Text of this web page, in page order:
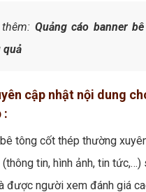
Quảng cáo banner
quả
cập nhật nội dung
:
tông cốt thép thường
tin, hình ảnh, tin tức,…)
được người xem đánh giá